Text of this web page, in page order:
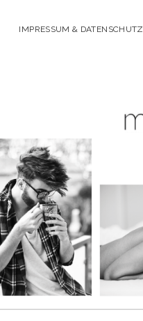
IMPRESSUM & DATENSCHUTZ